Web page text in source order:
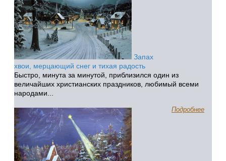
Запах
хвои, мерцающий снег и тихая радость
Быстро, минута за минутой, приблизился один из
величайших христианских праздников, любимый всеми
народами...
Подробнее